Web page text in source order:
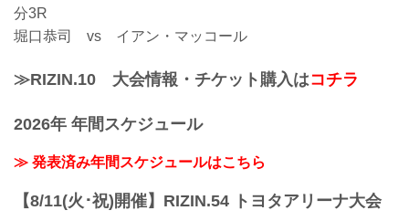
分3R
堀口恭司 vs イアン・マッコール
≫RIZIN.10 大会情報・チケット購入はコチラ
2026年 年間スケジュール
≫ 発表済み年間スケジュールはこちら
【8/11(火･祝)開催】RIZIN.54 トヨタアリーナ大会